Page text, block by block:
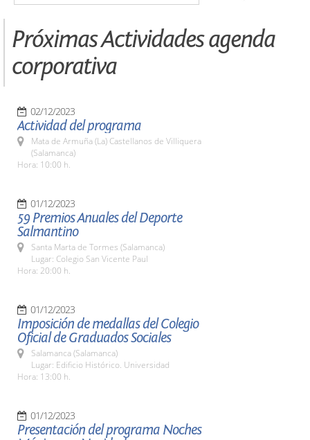
Próximas Actividades agenda
corporativa
02/12/2023
Actividad del programa
Mata de Armuña (La) Castellanos de Villiquera
(Salamanca)
Hora: 10:00 h.
01/12/2023
59 Premios Anuales del Deporte
Salmantino
Santa Marta de Tormes (Salamanca)
Lugar: Colegio San Vicente Paul
Hora: 20:00 h.
01/12/2023
Imposición de medallas del Colegio
Oficial de Graduados Sociales
Salamanca (Salamanca)
Lugar: Edificio Histórico. Universidad
Hora: 13:00 h.
01/12/2023
Presentación del programa Noches